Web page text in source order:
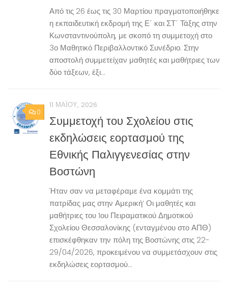
Από τις 26 έως τις 30 Μαρτίου πραγματοποιήθηκε
η εκπαιδευτική εκδρομή της Ε΄ και ΣΤ΄ Τάξης στην
Κωνσταντινούπολη, με σκοπό τη συμμετοχή στο
3ο Μαθητικό Περιβαλλοντικό Συνέδριο. Στην
αποστολή συμμετείχαν μαθητές και μαθήτριες των
δύο τάξεων, έξι...
0
11 ΜΑΪ́ΟΥ, 2026
Συμμετοχή του Σχολείου στις
εκδηλώσεις εορτασμού της
Εθνικής Παλιγγενεσίας στην
Βοστώνη
Ήταν σαν να μεταφέραμε ένα κομμάτι της
πατρίδας μας στην Αμερική’ Οι μαθητές και
μαθήτριες του 1ου Πειραματικού Δημοτικού
Σχολείου Θεσσαλονίκης (ενταγμένου στο ΑΠΘ)
επισκέφθηκαν την πόλη της Βοστώνης στις 22-
29/04/2026, προκειμένου να συμμετάσχουν στις
εκδηλώσεις εορτασμού...